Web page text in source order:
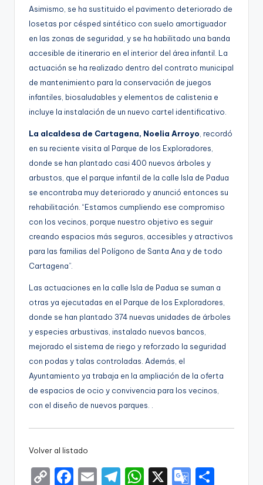
Asimismo, se ha sustituido el pavimento deteriorado de
losetas por césped sintético con suelo amortiguador
en las zonas de seguridad, y se ha habilitado una banda
accesible de itinerario en el interior del área infantil. La
actuación se ha realizado dentro del contrato municipal
de mantenimiento para la conservación de juegos
infantiles, biosaludables y elementos de calistenia e
incluye la instalación de un nuevo cartel identificativo.
La alcaldesa de Cartagena, Noelia Arroyo, recordó
en su reciente visita al Parque de los Exploradores,
donde se han plantado casi 400 nuevos árboles y
arbustos, que el parque infantil de la calle Isla de Padua
se encontraba muy deteriorado y anunció entonces su
rehabilitación. “Estamos cumpliendo ese compromiso
con los vecinos, porque nuestro objetivo es seguir
creando espacios más seguros, accesibles y atractivos
para las familias del Polígono de Santa Ana y de todo
Cartagena”.
Las actuaciones en la calle Isla de Padua se suman a
otras ya ejecutadas en el Parque de los Exploradores,
donde se han plantado 374 nuevas unidades de árboles
y especies arbustivas, instalado nuevos bancos,
mejorado el sistema de riego y reforzado la seguridad
con podas y talas controladas. Además, el
Ayuntamiento ya trabaja en la ampliación de la oferta
de espacios de ocio y convivencia para los vecinos,
con el diseño de nuevos parques. .
Volver al listado
C F
E
T
W X
G